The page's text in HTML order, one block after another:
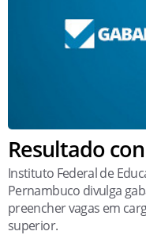
Resultado
Instituto Federal de
Pernambuco divulga
preencher vagas em
superior.